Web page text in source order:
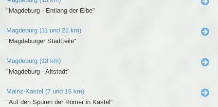
"Magdeburg - Entlang der Elbe"
Magdeburg (11 und 21 km)
"Magdeburger Stadtteile"
Magdeburg (13 km)
"Magdeburg - Altstadt"
Mainz-Kastel (7 und 15 km)
"Auf den Spuren der Römer in Kastel"